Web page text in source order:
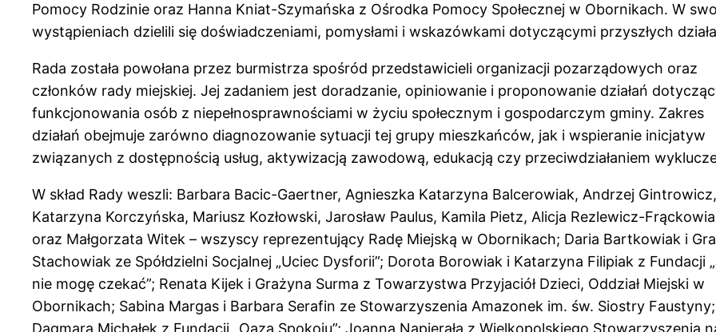
Pomocy Rodzinie oraz Hanna Kniat-Szymańska z Ośrodka Pomocy Społecznej w Obornikach. W
wystąpieniach dzielili się doświadczeniami, pomysłami i wskazówkami dotyczącymi przyszłych
Rada została powołana przez burmistrza spośród przedstawicieli organizacji pozarządowych oraz
członków rady miejskiej. Jej zadaniem jest doradzanie, opiniowanie i proponowanie działań
funkcjonowania osób z niepełnosprawnościami w życiu społecznym i gospodarczym gminy. Zakres
działań obejmuje zarówno diagnozowanie sytuacji tej grupy mieszkańców, jak i wspieranie inicjatyw
związanych z dostępnością usług, aktywizacją zawodową, edukacją czy przeciwdziałaniem
W skład Rady weszli: Barbara Bacic-Gaertner, Agnieszka Katarzyna Balcerowiak, Andrzej Gintrowicz,
Katarzyna Korczyńska, Mariusz Kozłowski, Jarosław Paulus, Kamila Pietz, Alicja Rezlewicz-
oraz Małgorzata Witek – wszyscy reprezentujący Radę Miejską w Obornikach; Daria Bartkowiak i
Stachowiak ze Spółdzielni Socjalnej „Uciec Dysforii”; Dorota Borowiak i Katarzyna Filipiak z Fundacji
nie mogę czekać”; Renata Kijek i Grażyna Surma z Towarzystwa Przyjaciół Dzieci, Oddział Miejski w
Obornikach; Sabina Margas i Barbara Serafin ze Stowarzyszenia Amazonek im. św. Siostry Faustyny;
Dagmara Michałek z Fundacji „Oaza Spokoju”; Joanna Napierała z Wielkopolskiego Stowarzyszenia